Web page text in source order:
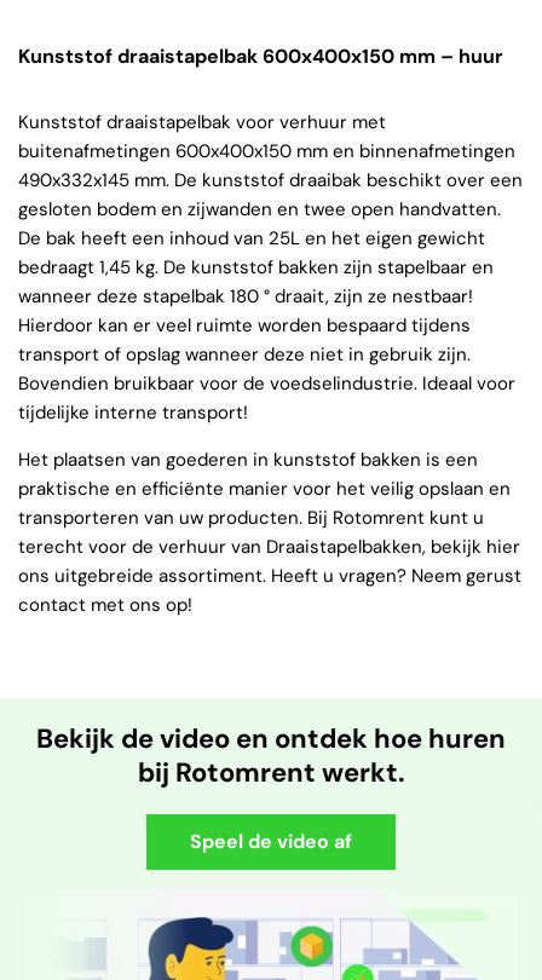
Kunststof draaistapelbak 600x400x150 mm – huur
Kunststof draaistapelbak voor verhuur met
buitenafmetingen 600x400x150 mm en binnenafmetingen
490x332x145 mm. De kunststof draaibak beschikt over een
gesloten bodem en zijwanden en twee open handvatten.
De bak heeft een inhoud van 25L en het eigen gewicht
bedraagt 1,45 kg. De kunststof bakken zijn stapelbaar en
wanneer deze stapelbak 180 ° draait, zijn ze nestbaar!
Hierdoor kan er veel ruimte worden bespaard tijdens
transport of opslag wanneer deze niet in gebruik zijn.
Bovendien bruikbaar voor de voedselindustrie. Ideaal voor
tijdelijke interne transport!
Het plaatsen van goederen in kunststof bakken is een
praktische en efficiënte manier voor het veilig opslaan en
transporteren van uw producten. Bij Rotomrent kunt u
terecht voor de verhuur van Draaistapelbakken, bekijk hier
ons uitgebreide assortiment. Heeft u vragen? Neem gerust
contact met ons op!
Bekijk de video en ontdek hoe huren
bij Rotomrent werkt.
Speel de video af